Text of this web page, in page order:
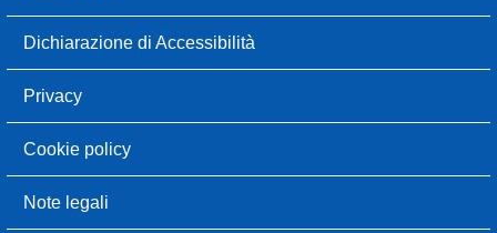
Dichiarazione di Accessibilità
Privacy
Cookie policy
Note legali